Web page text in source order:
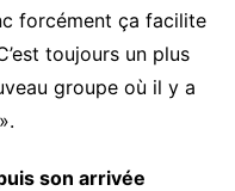
forcément ça facilite
toujours un plus
groupe où il y a
son arrivée